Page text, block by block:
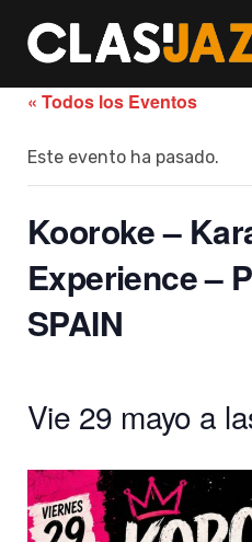
content
« Todos los Eventos
Este evento ha pasado.
Kooroke –
Experience –
SPAIN
Vie 29 mayo a